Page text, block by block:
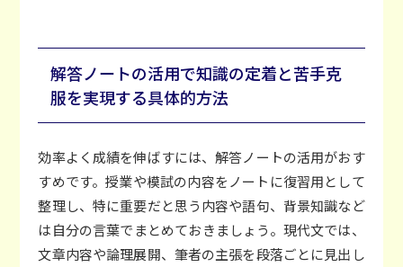
解答ノートの活用で知識の定着と苦手克
服を実現する具体的方法
効率よく成績を伸ばすには、解答ノートの活用がおす
すめです。授業や模試の内容をノートに復習用として
整理し、特に重要だと思う内容や語句、背景知識など
は自分の言葉でまとめておきましょう。現代文では、
文章内容や論理展開、筆者の主張を段落ごとに見出し